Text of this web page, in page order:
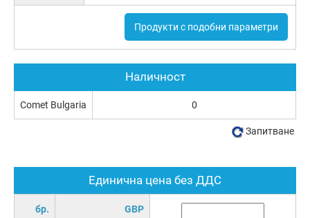
Продукти с подобни параметри
Единична цена без ДДС
бр. GBP
Наличност
Comet Bulgaria 0
Запитване